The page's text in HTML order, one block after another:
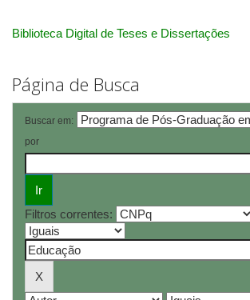
Biblioteca Digital de Teses e Dissertações
Página de Busca
Buscar em:
por
Filtros correntes: